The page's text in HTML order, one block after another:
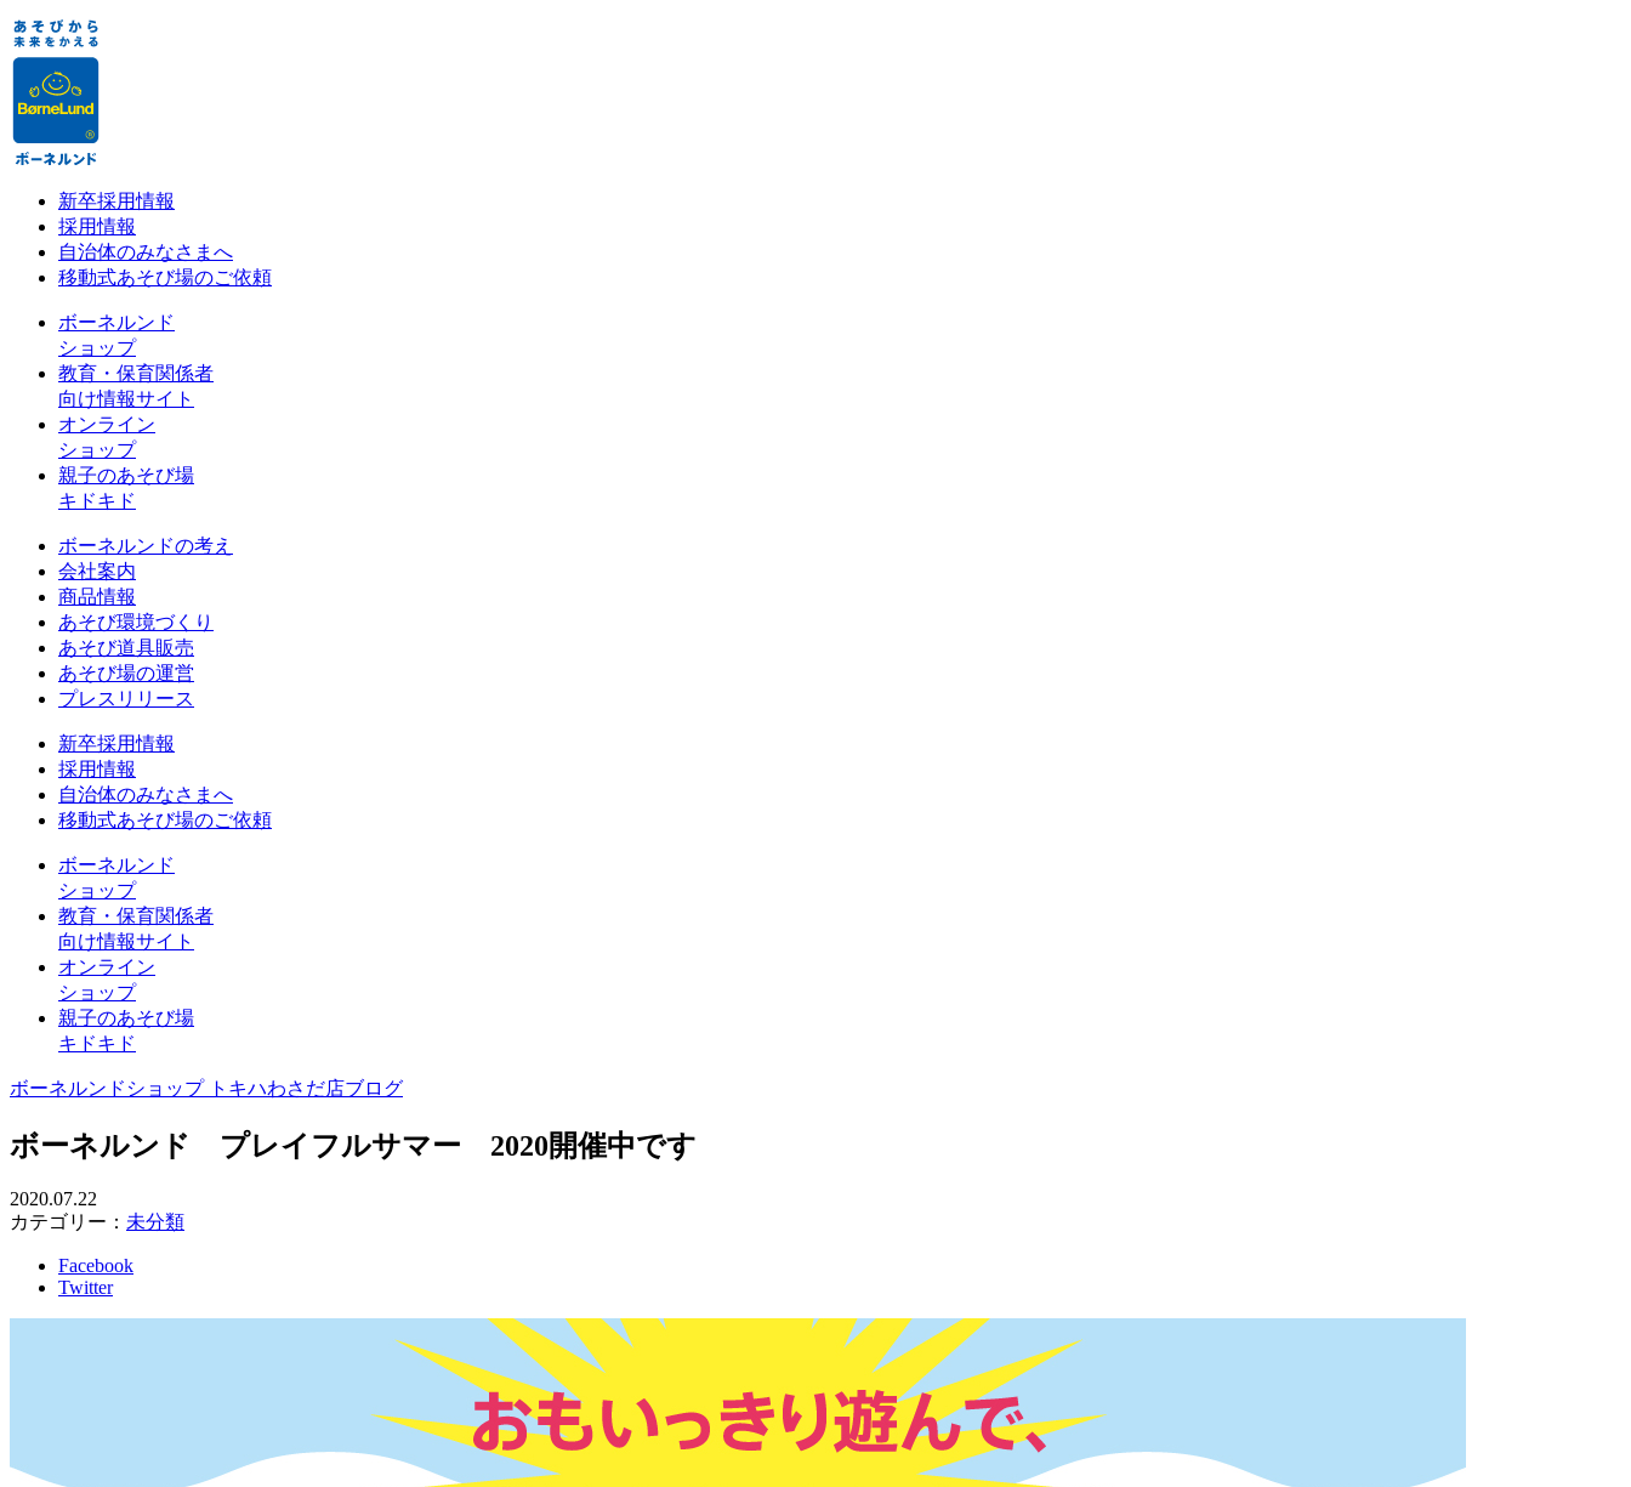
新卒採用情報
採用情報
自治体のみなさまへ
移動式あそび場のご依頼
ボーネルンド
ショップ
教育・保育関係者
向け情報サイト
オンライン
ショップ
親子のあそび場
キドキド
ボーネルンドの考え
会社案内
商品情報
あそび環境づくり
あそび道具販売
あそび場の運営
プレスリリース
新卒採用情報
採用情報
自治体のみなさまへ
移動式あそび場のご依頼
ボーネルンド
ショップ
教育・保育関係者
向け情報サイト
オンライン
ショップ
親子のあそび場
キドキド
ボーネルンドショップ トキハわさだ店ブログ
ボーネルンド プレイフルサマー 2020開催中です
2020.07.22
カテゴリー： 未分類
Facebook
Twitter